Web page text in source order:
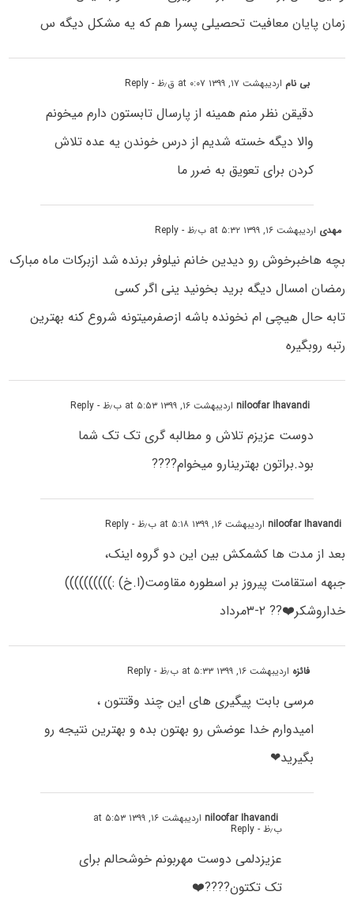
زمان پایان معافیت تحصیلی پسرا هم که یه مشکل دیگه س
بی نام اردیبهشت ۱۷, ۱۳۹۹ at ۰:۰۷ ق٫ظ - Reply
دقیقن نظر منم همینه از پارسال تابستون دارم میخونم
والا دیگه خسته شدیم از درس خوندن یه عده تلاش
کردن برای تعویق به ضرر ما
مهدی اردیبهشت ۱۶, ۱۳۹۹ at ۵:۳۲ ب٫ظ - Reply
بچه هاخبرخوش رو دیدین خانم نیلوفر برنده شد ازبرکات ماه مبارک
رمضان امسال دیگه برید بخونید ینی اگر کسی
تابه حال هیچی ام نخونده باشه ازصفرمیتونه شروع کنه بهترین
رتبه روبگیره
niloofar Ihavandiاردیبهشت ۱۶, ۱۳۹۹ at ۵:۵۳ ب٫ظ - Reply
دوست عزیزم تلاش و مطالبه گری تک تک شما
بود.براتون بهترینارو میخوام????
niloofar Ihavandiاردیبهشت ۱۶, ۱۳۹۹ at ۵:۱۸ ب٫ظ - Reply
بعد از مدت ها کشمکش بین این دو گروه اینک،
جبهه استقامت پیروز بر اسطوره مقاومت(ا.خ) :))))))))))
خداروشکر❤️?? ۲-۳مرداد
فائزه اردیبهشت ۱۶, ۱۳۹۹ at ۵:۳۳ ب٫ظ - Reply
مرسی بابت پیگیری های این چند وقتتون ،
امیدوارم خدا عوضش رو بهتون بده و بهترین نتیجه رو
بگیرید❤
niloofar Ihavandi اردیبهشت ۱۶, ۱۳۹۹ at ۵:۵۳
ب٫ظ - Reply
عزیزدلمی دوست مهربونم خوشحالم برای
تک تکتون????❤️